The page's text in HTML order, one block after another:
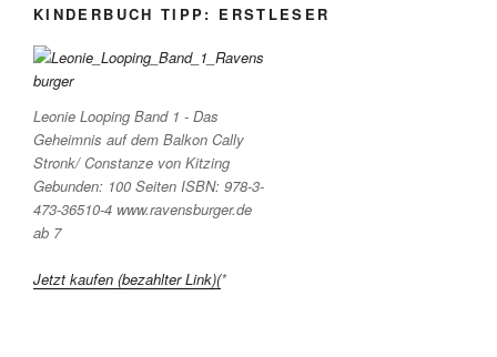
KINDERBUCH TIPP: ERSTLESER
Leonie Looping Band 1 - Das
Geheimnis auf dem Balkon Cally
Stronk/ Constanze von Kitzing
Gebunden: 100 Seiten ISBN: 978-3-
473-36510-4 www.ravensburger.de
ab 7
Jetzt kaufen (bezahlter Link)(*